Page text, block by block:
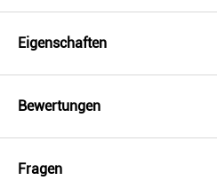
Eigenschaften
Bewertungen
Fragen